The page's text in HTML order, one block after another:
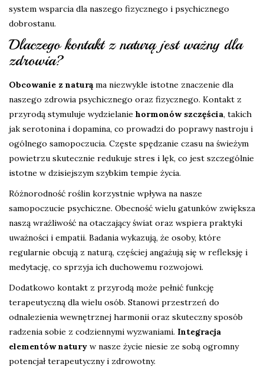
system wsparcia dla naszego fizycznego i psychicznego
dobrostanu.
Dlaczego kontakt z naturą jest ważny dla
zdrowia?
Obcowanie z naturąma niezwykle istotne znaczenie dla
naszego zdrowia psychicznego oraz fizycznego. Kontakt z
przyrodą stymuluje wydzielanie hormonów szczęścia, takich
jak serotonina i dopamina, co prowadzi do poprawy nastroju i
ogólnego samopoczucia. Częste spędzanie czasu na świeżym
powietrzu skutecznie redukuje stres i lęk, co jest szczególnie
istotne w dzisiejszym szybkim tempie życia.
Różnorodność roślin korzystnie wpływa na nasze
samopoczucie psychiczne. Obecność wielu gatunków zwiększa
naszą wrażliwość na otaczający świat oraz wspiera praktyki
uważności i empatii. Badania wykazują, że osoby, które
regularnie obcują z naturą, częściej angażują się w refleksję i
medytację, co sprzyja ich duchowemu rozwojowi.
Dodatkowo kontakt z przyrodą może pełnić funkcję
terapeutyczną dla wielu osób. Stanowi przestrzeń do
odnalezienia wewnętrznej harmonii oraz skuteczny sposób
radzenia sobie z codziennymi wyzwaniami. Integracja
elementów natury w nasze życie niesie ze sobą ogromny
potencjał terapeutyczny i zdrowotny.